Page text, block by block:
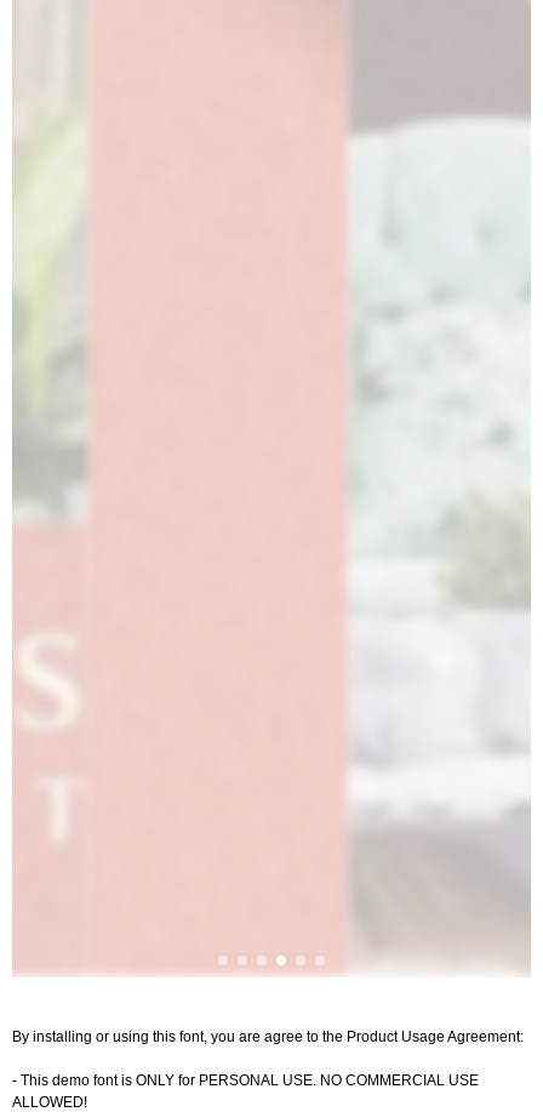
By installing or using this font, you are agree to the Product Usage Agreement:
- This demo font is ONLY for PERSONAL USE. NO COMMERCIAL USE
ALLOWED!